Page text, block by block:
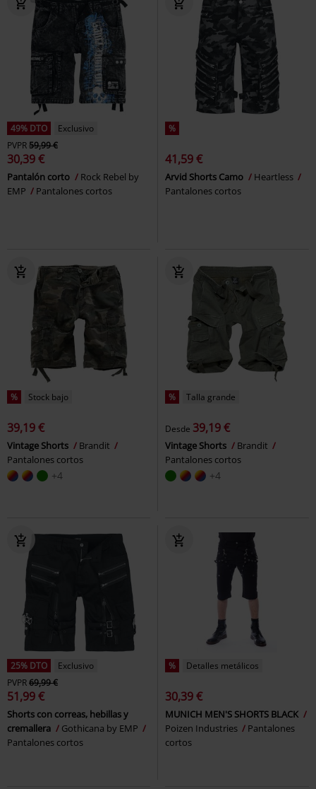
49% DTO
Exclusivo
PVPR59,99 €
30,39 €
Pantalón corto
Rock Rebel by
EMP
Pantalones cortos
%
41,59 €
Arvid Shorts Camo
Heartless
Pantalones cortos
% Stock bajo
39,19 €
Vintage Shorts
Brandit
Pantalones cortos
+4
% Talla grande
Desde 39,19 €
Vintage Shorts
Brandit
Pantalones cortos
+4
25% DTO
Exclusivo
PVPR69,99 €
51,99 €
Shorts con correas, hebillas y
cremallera
Gothicana by EMP
Pantalones cortos
% Detalles metálicos
30,39 €
MUNICH MEN'S SHORTS BLACK
Poizen Industries
Pantalones
cortos